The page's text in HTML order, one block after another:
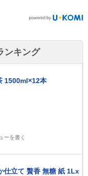
ンキング
1500ml×12本
ーを書く
仕立て 贅香 無糖 紙 1Lx